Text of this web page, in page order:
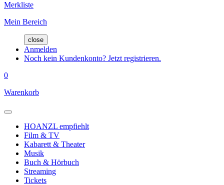
Merkliste
Mein Bereich
close
Anmelden
Noch kein Kundenkonto? Jetzt registrieren.
0
Warenkorb
HOANZL empfiehlt
Film & TV
Kabarett & Theater
Musik
Buch & Hörbuch
Streaming
Tickets